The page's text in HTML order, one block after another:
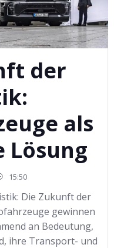
der
als
Lösung
15:50
Die Zukunft der
gewinnen
an Bedeutung,
ihre Transport- und